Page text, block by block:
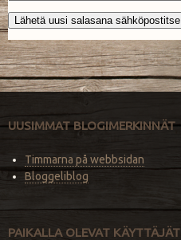
UUSIMMAT BLOGIMERKINNÄT
Timmarna på webbsidan
Bloggeliblog
PAIKALLA OLEVAT KÄYTTÄJÄT